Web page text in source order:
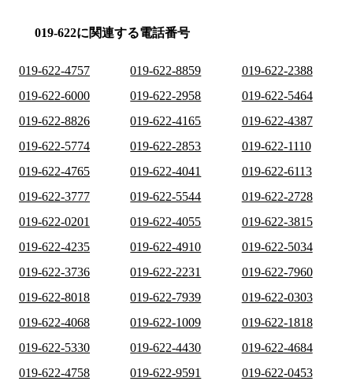
019-622に関連する電話番号
019-622-4757 019-622-8859
019-622-2388
019-622-6000
019-622-2958
019-622-5464
019-622-8826
019-622-4165
019-622-4387
019-622-5774
019-622-2853
019-622-1110
019-622-4765
019-622-4041
019-622-6113
019-622-3777
019-622-5544
019-622-2728
019-622-0201
019-622-4055
019-622-3815
019-622-4235
019-622-4910
019-622-5034
019-622-3736
019-622-2231
019-622-7960
019-622-8018
019-622-7939
019-622-0303
019-622-4068
019-622-1009
019-622-1818
019-622-5330
019-622-4430
019-622-4684
019-622-4758
019-622-9591
019-622-0453